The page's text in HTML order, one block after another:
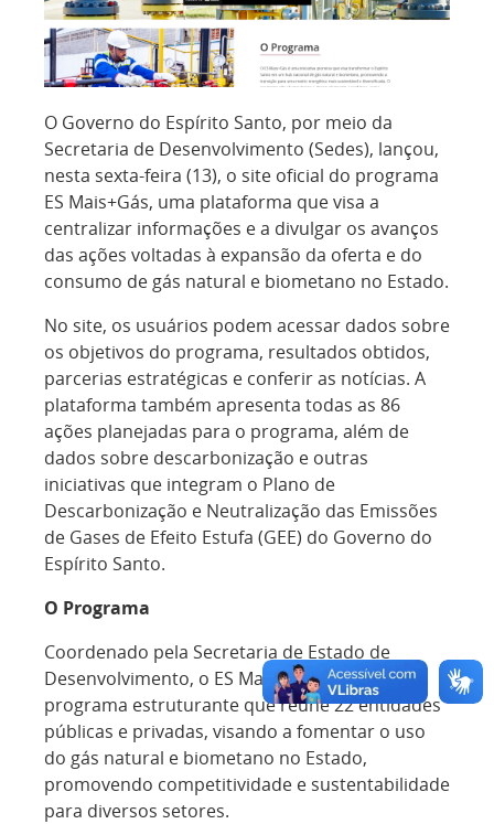
O Governo do Espírito Santo, por meio da
Secretaria de Desenvolvimento (Sedes), lançou,
nesta sexta-feira (13), o site oficial do programa
ES Mais+Gás, uma plataforma que visa a
centralizar informações e a divulgar os avanços
das ações voltadas à expansão da oferta e do
consumo de gás natural e biometano no Estado.
No site, os usuários podem acessar dados sobre
os objetivos do programa, resultados obtidos,
parcerias estratégicas e conferir as notícias. A
plataforma também apresenta todas as 86
ações planejadas para o programa, além de
dados sobre descarbonização e outras
iniciativas que integram o Plano de
Descarbonização e Neutralização das Emissões
de Gases de Efeito Estufa (GEE) do Governo do
Espírito Santo.
O Programa
Coordenado pela Secretaria de Estado de
Desenvolvimento, o ES Mais+Gás é um
programa estruturante que reúne 22 entidades
públicas e privadas, visando a fomentar o uso
do gás natural e biometano no Estado,
promovendo competitividade e sustentabilidade
para diversos setores.